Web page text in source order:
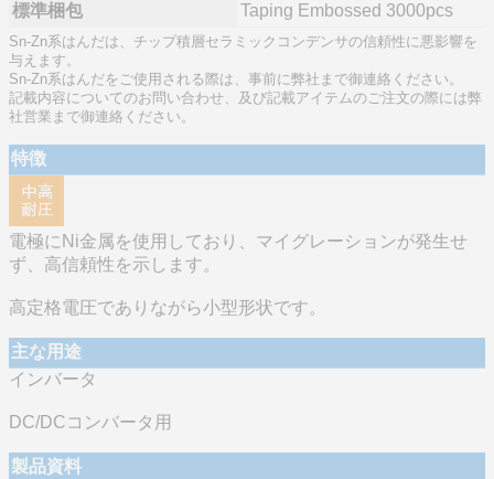
標準梱包
Taping Embossed 3000pcs
Sn-Zn系はんだは、チップ積層セラミックコンデンサの信頼性に悪影響を
与えます。
Sn-Zn系はんだをご使用される際は、事前に弊社まで御連絡ください。
記載内容についてのお問い合わせ、及び記載アイテムのご注文の際には弊
社営業まで御連絡ください。
特徴
電極にNi金属を使用しており、マイグレーションが発生せ
ず、高信頼性を示します。
高定格電圧でありながら小型形状です。
主な用途
インバータ
DC/DCコンバータ用
製品資料